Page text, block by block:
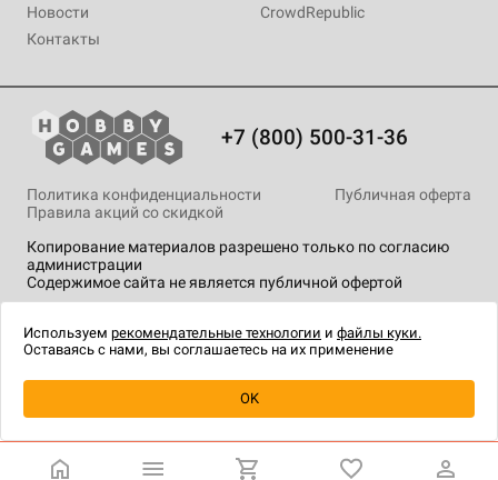
Уведомить о наличии
Новости
Контакты
CrowdRepublic
+7 (800) 500-31-36
Копирование материалов разрешено только по согласию
администрации
Содержимое сайта не является публичной офертой
Политика конфиденциальности
Публичная оферта
Правила акций со скидкой
технологии.
Используем рекомендательные технологии и файлы куки.
Оставаясь с нами, вы соглашаетесь на их применение
OK